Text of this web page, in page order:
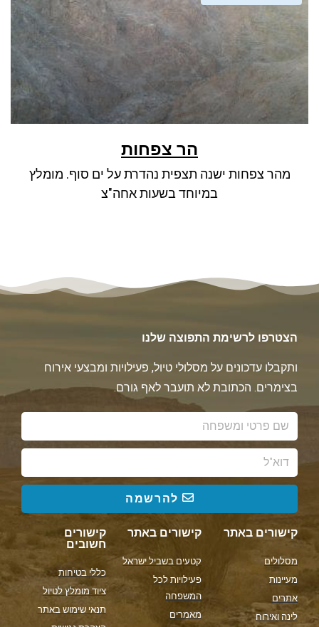
הר צפחות
מהר צפחות ישנה תצפית נהדרת על ים סוף. מומלץ
במיוחד בשעות אחה"צ
הצטרפו לרשימת התפוצה שלנו
ותקבלו עדכונים על מסלולי טיול, פעילויות ומבצעי אירוח
בצימרים. הכתובת לא תועבר לאף גורם.
להרשמה
קישורים באתר
מסלולים
מעיינות
אתרים
לינה ואירוח
קישורים באתר
קטעים בשביל ישראל
פעילויות לכל
המשפחה
מאמרים
קישורים
חשובים
כללי בטיחות
ציוד מומלץ לטיול
תנאי שימוש באתר